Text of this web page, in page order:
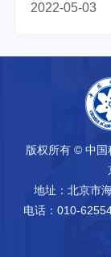
2022-05-03
版权所有 © 中国
地址：北京市
电话：010-